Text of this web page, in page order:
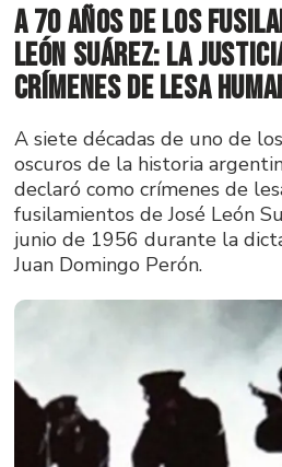
A 70 años de los
León Suárez: la
crímenes de lesa
A siete décadas de uno de
oscuros de la historia
declaró como crímenes de
fusilamientos de José León
junio de 1956 durante la
Juan Domingo Perón.